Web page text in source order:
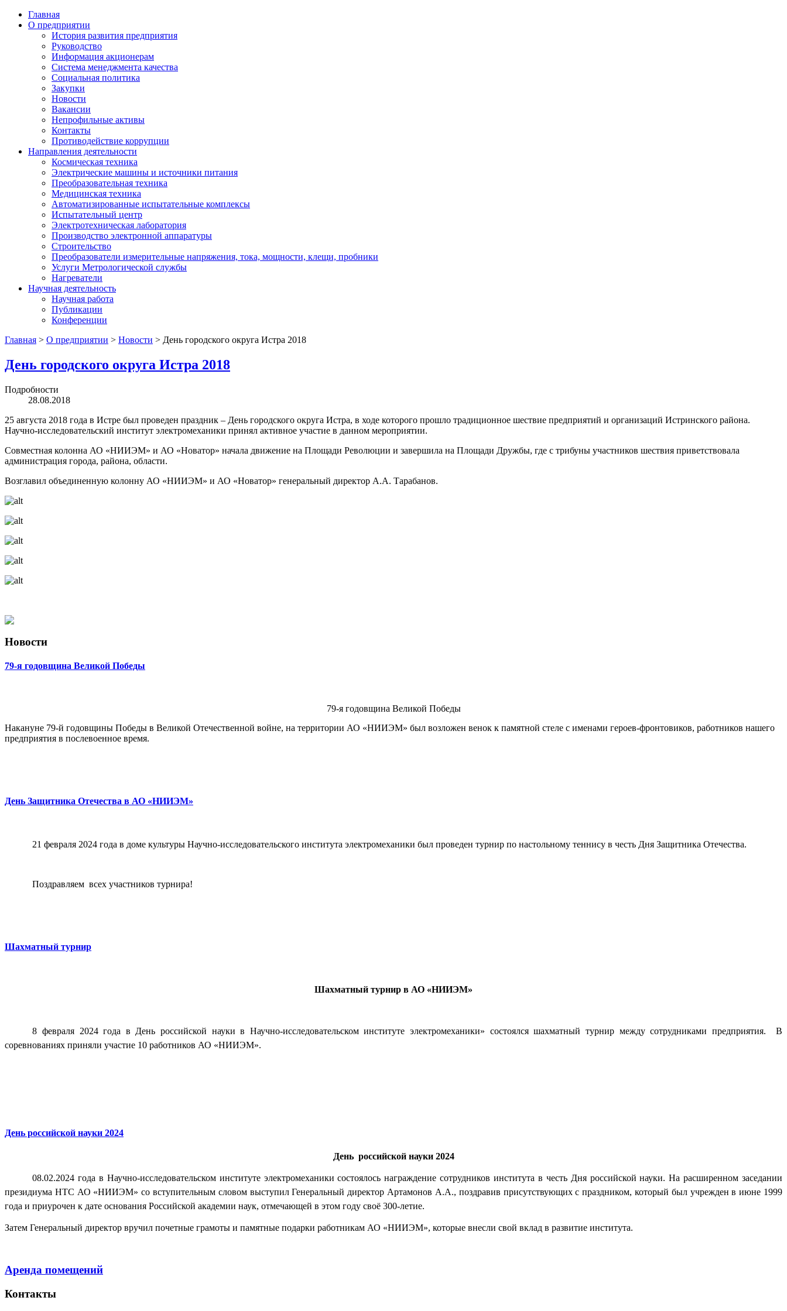
Главная
О предприятии
История развития предприятия
Руководство
Информация акционерам
Система менеджмента качества
Социальная политика
Закупки
Новости
Вакансии
Непрофильные активы
Контакты
Противодействие коррупции
Направления деятельности
Космическая техника
Электрические машины и источники питания
Преобразовательная техника
Медицинская техника
Автоматизированные испытательные комплексы
Испытательный центр
Электротехническая лаборатория
Производство электронной аппаратуры
Строительство
Преобразователи измерительные напряжения, тока, мощности, клещи, пробники
Услуги Метрологической службы
Нагреватели
Научная деятельность
Научная работа
Публикации
Конференции
Главная > О предприятии > Новости > День городского округа Истра 2018
День городского округа Истра 2018
Подробности
28.08.2018
25 августа 2018 года в Истре был проведен праздник – День городского округа Истра, в ходе которого прошло традиционное шествие предприятий и организаций Истринского района.
Научно-исследовательский институт электромеханики принял активное участие в данном мероприятии.
Совместная колонна АО «НИИЭМ» и АО «Новатор» начала движение на Площади Революции и завершила на Площади Дружбы, где с трибуны участников шествия приветствовала
администрация города, района, области.
Возглавил объединенную колонну АО «НИИЭМ» и АО «Новатор» генеральный директор А.А. Тарабанов.
Новости
79-я годовщина Великой Победы
79-я годовщина Великой Победы
Накануне 79-й годовщины Победы в Великой Отечественной войне, на территории АО «НИИЭМ» был возложен венок к памятной стеле с именами героев-фронтовиков, работников нашего
предприятия в послевоенное время.
День Защитника Отечества в АО «НИИЭМ»
21 февраля 2024 года в доме культуры Научно-исследовательского института электромеханики был проведен турнир по настольному теннису в честь Дня Защитника Отечества.
Поздравляем всех участников турнира!
Шахматный турнир
Шахматный турнир в АО «НИИЭМ»
8 февраля 2024 года в День российской науки в Научно-исследовательском институте электромеханики» состоялся шахматный турнир между сотрудниками предприятия.
В
соревнованиях приняли участие 10 работников АО «НИИЭМ».
День российской науки 2024
День российской науки 2024
08.02.2024 года в Научно-исследовательском институте электромеханики состоялось награждение сотрудников института в честь Дня российской науки. На расширенном заседании
президиума НТС АО «НИИЭМ» со вступительным словом выступил Генеральный директор Артамонов А.А., поздравив присутствующих с праздником, который был учрежден в июне 1999
года и приурочен к дате основания Российской академии наук, отмечающей в этом году своё 300-летие.
Затем Генеральный директор вручил почетные грамоты и памятные подарки работникам АО «НИИЭМ», которые внесли свой вклад в развитие института.
Аренда помещений
Контакты